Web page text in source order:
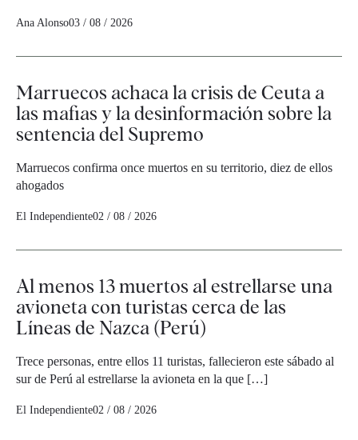
Ana Alonso03 / 08 / 2026
Marruecos achaca la crisis de Ceuta a
las mafias y la desinformación sobre la
sentencia del Supremo
Marruecos confirma once muertos en su territorio, diez de ellos
ahogados
El Independiente02 / 08 / 2026
Al menos 13 muertos al estrellarse una
avioneta con turistas cerca de las
Líneas de Nazca (Perú)
Trece personas, entre ellos 11 turistas, fallecieron este sábado al
sur de Perú al estrellarse la avioneta en la que […]
El Independiente02 / 08 / 2026